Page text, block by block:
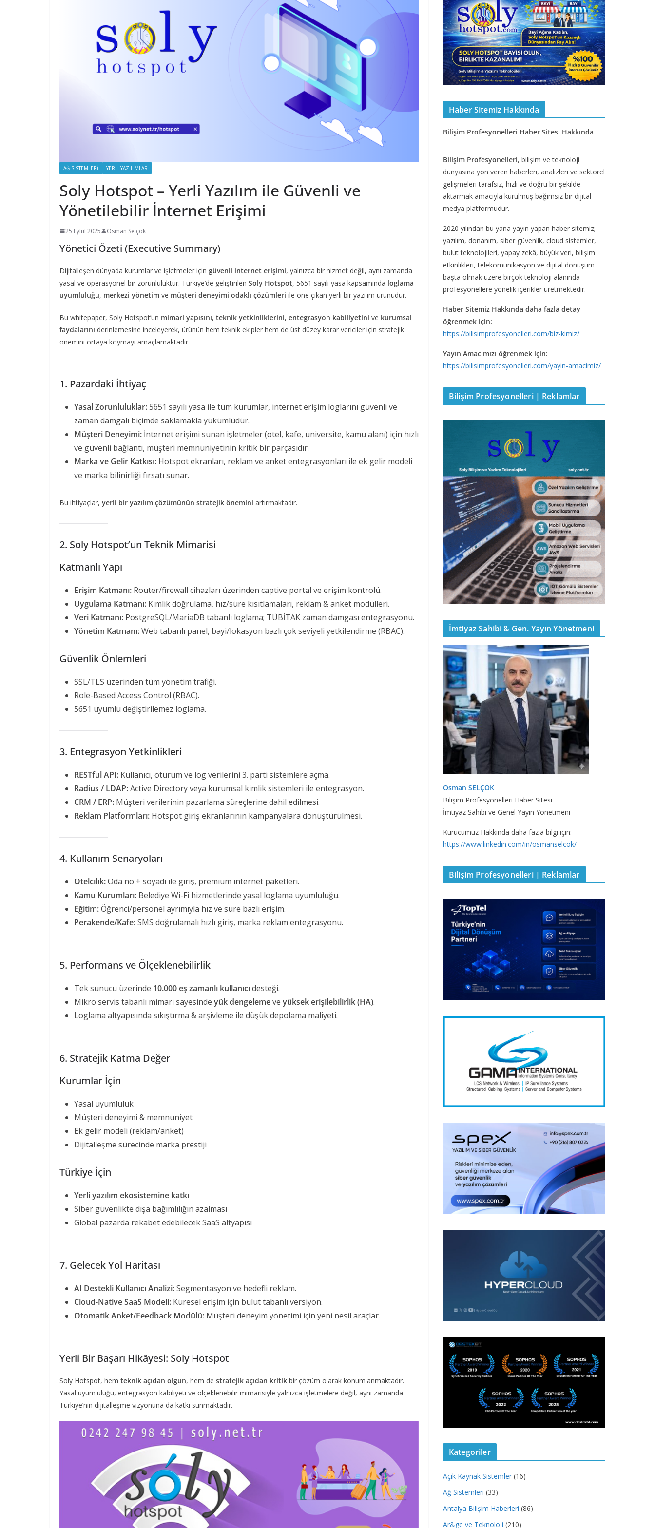
AĞ SISTEMLERI YERLI YAZILIMLAR
Soly Hotspot – Yerli Yazılım ile Güvenli ve
Yönetilebilir İnternet Erişimi
25 Eylül 2025 Osman Selçok
Yönetici Özeti (Executive Summary)
Dijitalleşen dünyada kurumlar ve işletmeler için güvenli internet erişimi, yalnızca bir hizmet değil, aynı zamanda
yasal ve operasyonel bir zorunluluktur. Türkiye’de geliştirilen Soly Hotspot, 5651 sayılı yasa kapsamında loglama
uyumluluğu, merkezi yönetim ve müşteri deneyimi odaklı çözümleri ile öne çıkan yerli bir yazılım ürünüdür.
Bu whitepaper, Soly Hotspot’un mimari yapısını, teknik yetkinliklerini, entegrasyon kabiliyetini ve kurumsal
faydalarını derinlemesine inceleyerek, ürünün hem teknik ekipler hem de üst düzey karar vericiler için stratejik
önemini ortaya koymayı amaçlamaktadır.
1. Pazardaki İhtiyaç
Yasal Zorunluluklar:5651 sayılı yasa ile tüm kurumlar, internet erişim loglarını güvenli ve
zaman damgalı biçimde saklamakla yükümlüdür.
Müşteri Deneyimi: İnternet erişimi sunan işletmeler (otel, kafe, üniversite, kamu alanı) için hızlı
ve güvenli bağlantı, müşteri memnuniyetinin kritik bir parçasıdır.
Marka ve Gelir Katkısı: Hotspot ekranları, reklam ve anket entegrasyonları ile ek gelir modeli
ve marka bilinirliği fırsatı sunar.
Bu ihtiyaçlar, yerli bir yazılım çözümünün stratejik önemini artırmaktadır.
2. Soly Hotspot’un Teknik Mimarisi
Katmanlı Yapı
Erişim Katmanı: Router/firewall cihazları üzerinden captive portal ve erişim kontrolü.
Uygulama Katmanı: Kimlik doğrulama, hız/süre kısıtlamaları, reklam & anket modülleri.
Veri Katmanı: PostgreSQL/MariaDB tabanlı loglama; TÜBİTAK zaman damgası entegrasyonu.
Yönetim Katmanı:Web tabanlı panel, bayi/lokasyon bazlı çok seviyeli yetkilendirme (RBAC).
Güvenlik Önlemleri
SSL/TLS üzerinden tüm yönetim trafiği.
Role-Based Access Control (RBAC).
5651 uyumlu değiştirilemez loglama.
3. Entegrasyon Yetkinlikleri
RESTful API: Kullanıcı, oturum ve log verilerini 3. parti sistemlere açma.
Radius / LDAP:Active Directory veya kurumsal kimlik sistemleri ile entegrasyon.
CRM / ERP: Müşteri verilerinin pazarlama süreçlerine dahil edilmesi.
Reklam Platformları: Hotspot giriş ekranlarının kampanyalara dönüştürülmesi.
4. Kullanım Senaryoları
Otelcilik:Oda no + soyadı ile giriş, premium internet paketleri.
Kamu Kurumları: Belediye Wi-Fi hizmetlerinde yasal loglama uyumluluğu.
Eğitim:Öğrenci/personel ayrımıyla hız ve süre bazlı erişim.
Perakende/Kafe:SMS doğrulamalı hızlı giriş, marka reklam entegrasyonu.
5. Performans ve Ölçeklenebilirlik
Tek sunucu üzerinde 10.000 eş zamanlı kullanıcıdesteği.
Mikro servis tabanlı mimari sayesinde yük dengelemeve yüksek erişilebilirlik (HA).
Loglama altyapısında sıkıştırma & arşivleme ile düşük depolama maliyeti.
6. Stratejik Katma Değer
Kurumlar İçin
Yasal uyumluluk
Müşteri deneyimi & memnuniyet
Ek gelir modeli (reklam/anket)
Dijitalleşme sürecinde marka prestiji
Türkiye İçin
Yerli yazılım ekosistemine katkı
Siber güvenlikte dışa bağımlılığın azalması
Global pazarda rekabet edebilecek SaaS altyapısı
7. Gelecek Yol Haritası
AI Destekli Kullanıcı Analizi:Segmentasyon ve hedefli reklam.
Cloud-Native SaaS Modeli: Küresel erişim için bulut tabanlı versiyon.
Otomatik Anket/Feedback Modülü: Müşteri deneyim yönetimi için yeni nesil araçlar.
Yerli Bir Başarı Hikâyesi: Soly Hotspot
Soly Hotspot, hem teknik açıdan olgun, hem de stratejik açıdan kritik bir çözüm olarak konumlanmaktadır.
Yasal uyumluluğu, entegrasyon kabiliyeti ve ölçeklenebilir mimarisiyle yalnızca işletmelere değil, aynı zamanda
Türkiye’nin dijitalleşme vizyonuna da katkı sunmaktadır.
Haber Sitemiz Hakkında
Bilişim Profesyonelleri Haber Sitesi Hakkında
Bilişim Profesyonelleri, bilişim ve teknoloji
dünyasına yön veren haberleri, analizleri ve sektörel
gelişmeleri tarafsız, hızlı ve doğru bir şekilde
aktarmak amacıyla kurulmuş bağımsız bir dijital
medya platformudur.
2020 yılından bu yana yayın yapan haber sitemiz;
yazılım, donanım, siber güvenlik, cloud sistemler,
bulut teknolojileri, yapay zekâ, büyük veri, bilişim
etkinlikleri, telekomünikasyon ve dijital dönüşüm
başta olmak üzere birçok teknoloji alanında
profesyonellere yönelik içerikler üretmektedir.
Haber Sitemiz Hakkında daha fazla detay
öğrenmek için:
https://bilisimprofesyonelleri.com/biz-kimiz/
Yayın Amacımızı öğrenmek için:
https://bilisimprofesyonelleri.com/yayin-amacimiz/
Bilişim Profesyonelleri | Reklamlar
İmtiyaz Sahibi & Gen. Yayın Yönetmeni
Osman SELÇOK
Bilişim Profesyonelleri Haber Sitesi
İmtiyaz Sahibi ve Genel Yayın Yönetmeni
Kurucumuz Hakkında daha fazla bilgi için:
https://www.linkedin.com/in/osmanselcok/
Bilişim Profesyonelleri | Reklamlar
Kategoriler
Açık Kaynak Sistemler (16)
Ağ Sistemleri (33)
Antalya Bilişim Haberleri (86)
Ar&ge ve Teknoloji (210)